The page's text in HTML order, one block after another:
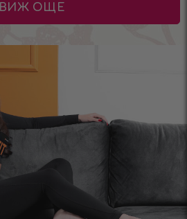
ВИЖ ОЩЕ